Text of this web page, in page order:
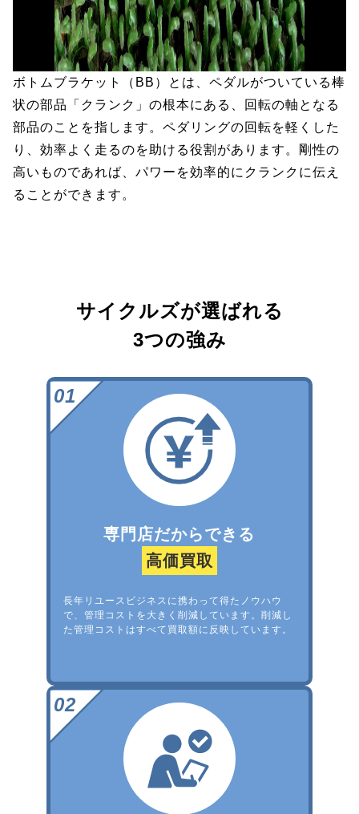
ボトムブラケット（BB）とは、ペダルがついている棒
状の部品「クランク」の根本にある、回転の軸となる
部品のことを指します。ペダリングの回転を軽くした
り、効率よく走るのを助ける役割があります。剛性の
高いものであれば、パワーを効率的にクランクに伝え
ることができます。
サイクルズが選ばれる
3つの強み
専門店だからできる
高価買取
長年リユースビジネスに携わって得たノウハウ
で、管理コストを大きく削減しています。削減し
た管理コストはすべて買取額に反映しています。